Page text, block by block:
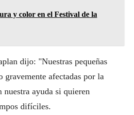
y color en el Festival de la
dijo: "Nuestras pequeñas
gravemente afectadas por la
nuestra ayuda si quieren
difíciles.